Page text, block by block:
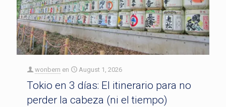
wonbern en August 1, 2026
Tokio en 3 días: El itinerario para no
perder la cabeza (ni el tiempo)